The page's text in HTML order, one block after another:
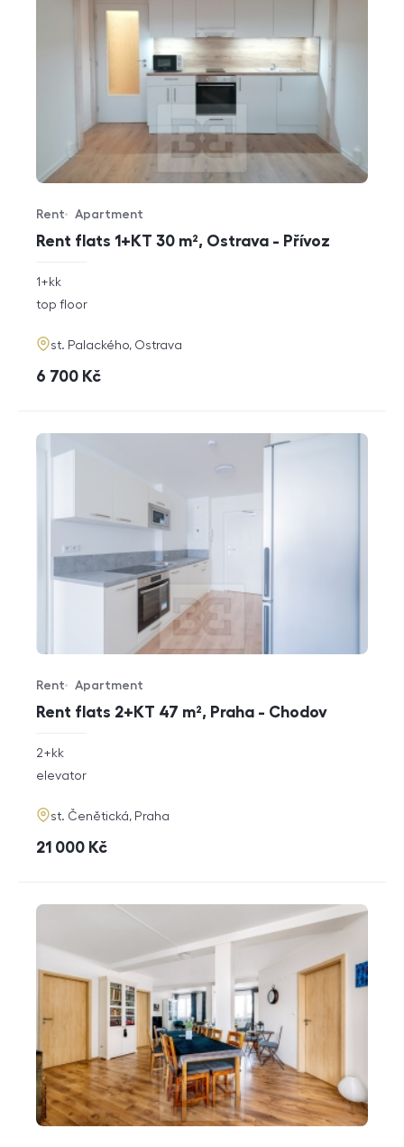
Rent flats 1+KT 30 m², Ostrava - Přívoz
Offer type
Rent
Property type
Apartment
rozměry
disposition
1+kk
funkce
top floor
adresa
st. Palackého, Ostrava
cena
6 700 Kč
Rent flats 2+KT 47 m², Praha - Chodov
Offer type
Rent
Property type
Apartment
rozměry
2+kk
funkce
elevator
adresa
st. Čenětická, Praha
cena
21 000 Kč